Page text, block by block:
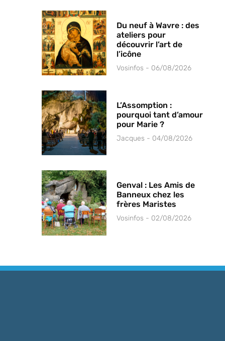
Du neuf à Wavre : des
ateliers pour
découvrir l’art de
l’icône
Vosinfos 06/08/2026
L’Assomption :
pourquoi tant d’amour
pour Marie ?
Jacques 04/08/2026
Genval : Les Amis de
Banneux chez les
frères Maristes
Vosinfos 02/08/2026